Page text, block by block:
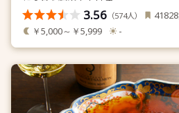
3.56 （574人） 41828
￥5,000～￥5,999 -